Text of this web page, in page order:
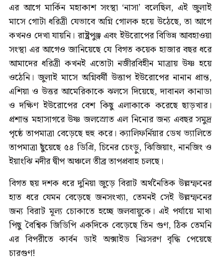
এর আগে মার্কিন মহাকাশ সংস্থা ‘নাসা’ বলেছিল, এই জুলাই
মাসে গোটা ধরিত্রী যেভাবে অগ্নি গোলক হয়ে উঠেছে, তা আগে
কখনও দেখা যায়নি। রাষ্ট্রপুঞ্জ এবং ইউরোপের বিভিন্ন আবহাওয়া
সংস্থা এর আগেও জানিয়েছে যে বিগত কয়েক হাজার বছর ধরে
আমাদের ধরিত্রী কখনই এতোটা নজীরবিহীন মাত্রায় উষ্ণ হয়ে
ওঠেনি। জুলাই মাসে অগ্নিবর্ষী উত্তাপ ইউরোপের নানান প্রান্ত,
এশিয়া ও উত্তর আমেরিকাকে ঝলসে দিয়েছে, দাবানল কানাডা
ও দক্ষিণ ইউরোপের বেশ কিছু এলাকাকে করেছে ছাড়খার।
প্রশান্ত মহাসাগরে উষ্ণ জলস্রোত এল নিনোর জন্য এবছর সমুদ্র
পৃষ্ঠে তাপমাত্রা বেড়েছে হুহু করে। ক্যালিফর্নিয়ার ডেথ ভ্যালিতে
তাপমাত্রা ছুঁয়েছে ৫৪ ডিগ্রি, চিনের চেংড়ু, ঝিজিয়াং, নানজিং ও
ইয়াংঝি নদীর দ্বীপ অঞ্চলে তীব্র তাপপ্রবাহ চলছে।
বিগত ছয় দশক ধরে দুনিয়া জুড়ে বিরাট অর্থনৈতিক উল্লম্ফনের
হাত ধরে যেমন বেড়েছে জনসংখ্যা, তেমনই সেই উল্লম্ফনের
জন্য বিরাট মূল্য চোকাতে হচ্ছে জলবায়ুকে। এই পর্যায়ে মাথা
পিছু বৈশ্বিক জিডিপি একদিকে বেড়েছে তিন গুণ, ঠিক তেমনি
এর বিপরীতে কার্বন ডাই অক্সাইড নিঃসরণ বৃদ্ধি পেয়েছে
চারগুণ!